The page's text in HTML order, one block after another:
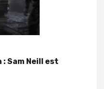
Sam Neill est